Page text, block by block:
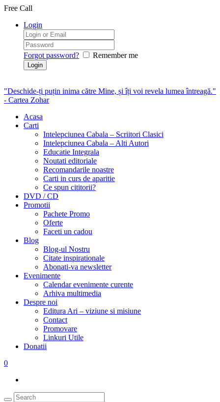
Free Call
Login
Forgot password? Remember me
"Deschide-ți puțin inima către Mine, și îți voi revela lumea întreagă."
- Cartea Zohar
Acasa
Carti
Intelepciunea Cabala – Scriitori Clasici
Intelepciunea Cabala – Alti Autori
Educatie Integrala
Noutati editoriale
Recomandarile noastre
Carti in curs de aparitie
Ce spun cititorii?
DVD / CD
Promotii
Pachete Promo
Oferte
Faceti un cadou
Blog
Blog-ul Nostru
Citate inspirationale
Abonati-va newsletter
Evenimente
Calendar evenimente curente
Arhiva multimedia
Despre noi
Editura Ari – viziune si misiune
Contact
Promovare
Linkuri Utile
Donatii
0